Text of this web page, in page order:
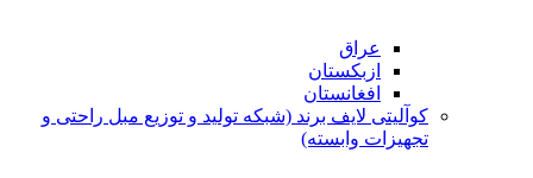
عراق
ازبکستان
افغانستان
کوآلیتی لایف برند (شبکه تولید و توزیع مبل راحتی و
تجهیزات وابسته)